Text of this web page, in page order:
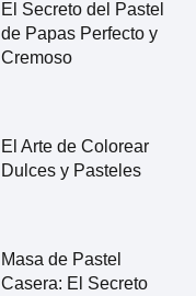
El Secreto del Pastel
de Papas Perfecto y
Cremoso
El Arte de Colorear
Dulces y Pasteles
Masa de Pastel
Casera: El Secreto